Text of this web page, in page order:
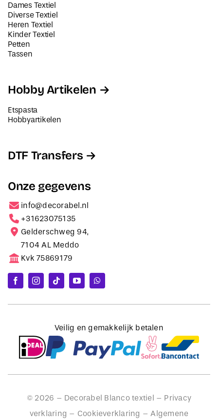
Dames Textiel
Diverse Textiel
Heren Textiel
Kinder Textiel
Petten
Tassen
Hobby Artikelen
Etspasta
Hobbyartikelen
DTF Transfers
Onze gegevens
info@decorabel.nl
+31623075135
Gelderschweg 94,
7104 AL Meddo
Kvk 75869179
Veilig en gemakkelijk betalen
© 2026 – Decorabel Blanco textiel – Privacy
verklaring – Cookieverklaring –Algemene